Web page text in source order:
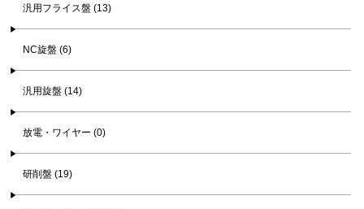
汎用フライス盤 (13)
NC旋盤 (6)
汎用旋盤 (14)
放電・ワイヤー (0)
研削盤 (19)